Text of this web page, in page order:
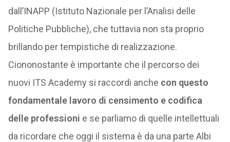
dall’INAPP (Istituto Nazionale per l’Analisi delle
Politiche Pubbliche), che tuttavia non sta proprio
brillando per tempistiche di realizzazione.
Ciononostante è importante che il percorso dei
nuovi ITS Academy si raccordi anche con questo
fondamentale lavoro di censimento e codifica
delle professioni e se parliamo di quelle intellettuali
da ricordare che oggi il sistema è da una parte Albi